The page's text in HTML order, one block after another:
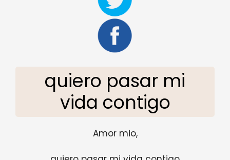
quiero pasar mi
vida contigo
Amor mio,